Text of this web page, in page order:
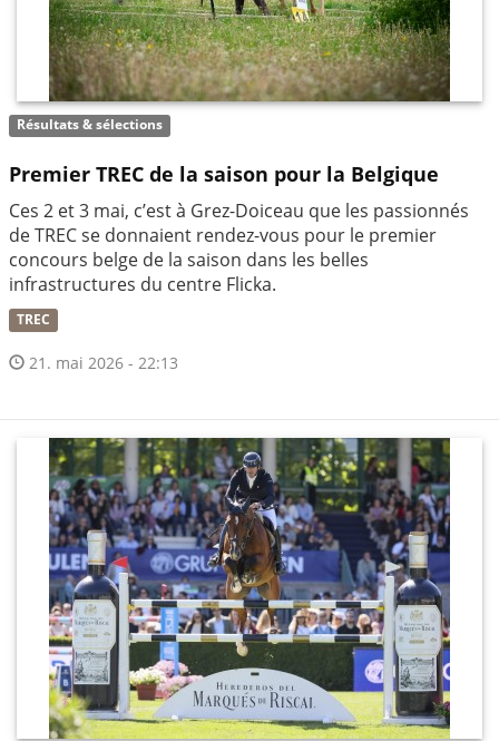
Résultats & sélections
Premier TREC de la saison pour la Belgique
Ces 2 et 3 mai, c’est à Grez-Doiceau que les passionnés
de TREC se donnaient rendez-vous pour le premier
concours belge de la saison dans les belles
infrastructures du centre Flicka.
TREC
21. mai 2026 - 22:13